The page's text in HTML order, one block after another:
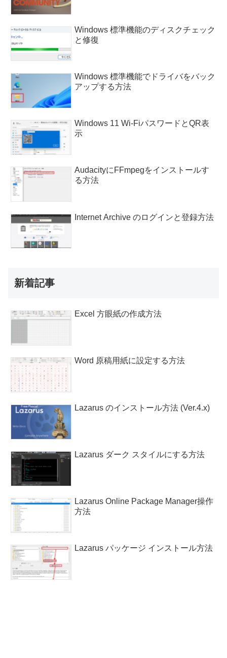
Windows 標準機能のディスクチェック
と修復
Windows 標準機能でドライバをバック
アップする方法
Windows 11 Wi-FiパスワードとQR表
示
AudacityにFFmpegをインストールす
る方法
Internet Archive のログインと登録方法
新着記事
Excel 方眼紙の作成方法
Word 原稿用紙に設定する方法
Lazarus のインストール方法 (Ver.4.x)
Lazarus ダーク スタイルにする方法
Lazarus Online Package Manager操作
方法
Lazarus パッケージ インストール方法